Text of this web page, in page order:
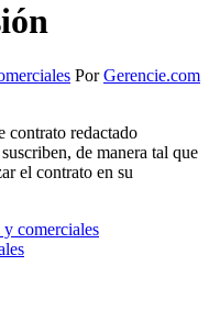
PorGerencie.com
contrato redactado
de manera tal que
el contrato en su
comerciales